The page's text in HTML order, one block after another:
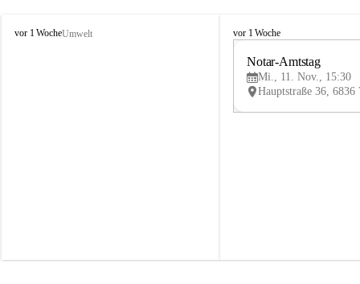
V
vor 1 WocheUmwelt
V
vor 1 Woche
Notar-Amtstag
Mi., 11. Nov., 15:30